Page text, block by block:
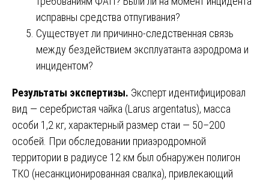
исправны средства отпугивания?
Существует ли причинно-следственная связь
между бездействием эксплуатанта аэродрома и
инцидентом?
Результаты экспертизы. Эксперт идентифицировал
вид — серебристая чайка (Larus argentatus), масса
особи 1,2 кг, характерный размер стаи — 50–200
особей. При обследовании приаэродромной
территории в радиусе 12 км был обнаружен полигон
ТКО (несанкционированная свалка), привлекающий